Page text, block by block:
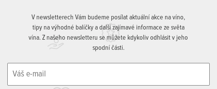
V newsletterech Vám budeme posílat aktuální akce na víno,
tipy na výhodné balíčky a další zajímavé informace ze světa
vína. Z našeho newsletteru se můžete kdykoliv odhlásit v jeho
spodní části.